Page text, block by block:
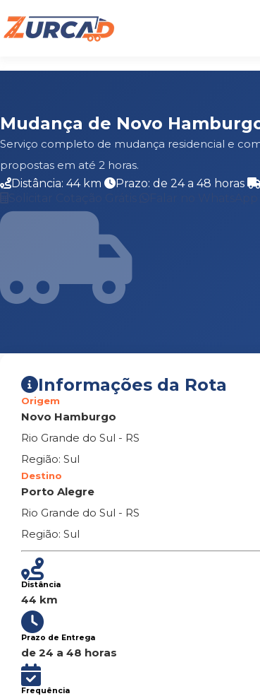
Mudança de Novo
Serviço completo de mudança residencial e
propostas em até 2 horas.
Distância: 44 km
Prazo: de 24 a 48 horas
Informações da Rota
Origem
Novo Hamburgo
Rio Grande do Sul - RS
Região: Sul
Destino
Porto Alegre
Rio Grande do Sul - RS
Região: Sul
Distância
44 km
Prazo de Entrega
de 24 a 48 horas
Frequência